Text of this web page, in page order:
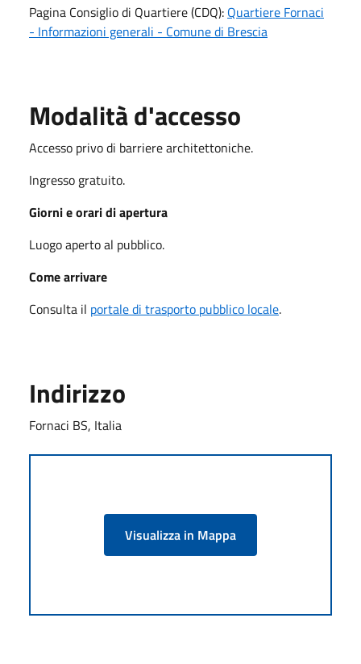
Pagina Consiglio di Quartiere (CDQ): Quartiere Fornaci
- Informazioni generali - Comune di Brescia
Modalità d'accesso
Accesso privo di barriere architettoniche.
Ingresso gratuito.
Giorni e orari di apertura
Luogo aperto al pubblico.
Come arrivare
Consulta il portale di trasporto pubblico locale.
Indirizzo
Fornaci BS, Italia
Visualizza in Mappa